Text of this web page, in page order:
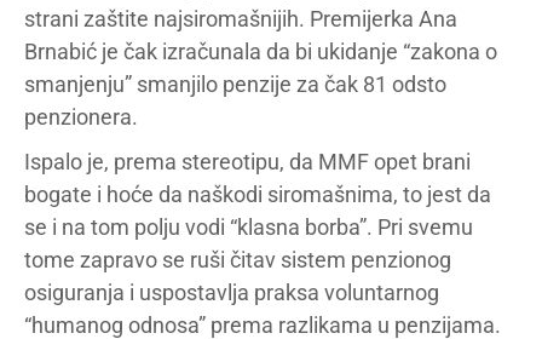
strani zaštite najsiromašnijih. Premijerka Ana
Brnabić je čak izračunala da bi ukidanje “zakona o
smanjenju” smanjilo penzije za čak 81 odsto
penzionera.
Ispalo je, prema stereotipu, da MMF opet brani
bogate i hoće da naškodi siromašnima, to jest da
se i na tom polju vodi “klasna borba”. Pri svemu
tome zapravo se ruši čitav sistem penzionog
osiguranja i uspostavlja praksa voluntarnog
“humanog odnosa” prema razlikama u penzijama.